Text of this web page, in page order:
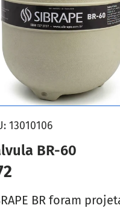
13010106
BR-60
BR foram